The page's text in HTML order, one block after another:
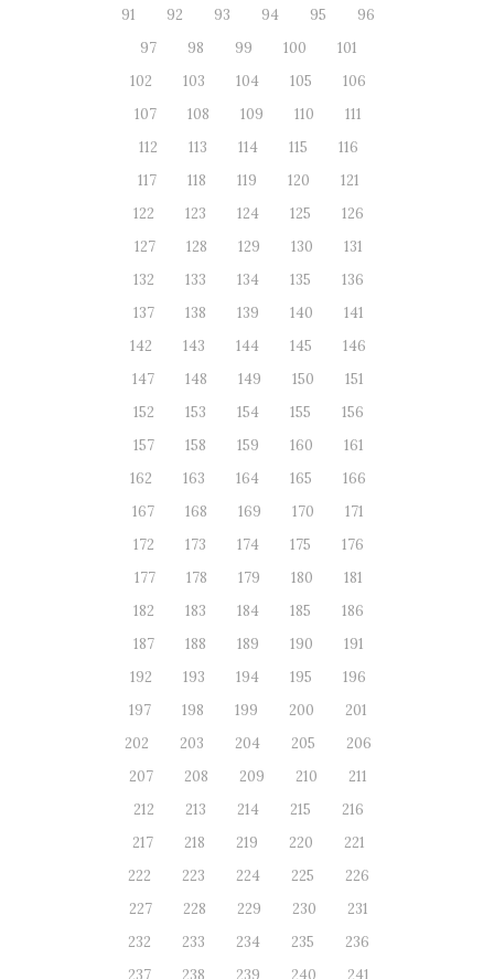
91
92 93 94 95
96
97
98 99 100
101
102
103 104 105
106
107
108 109 110
111
112
113 114 115
116
117
118 119 120
121
122
123 124 125
126
127
128 129 130
131
132
133 134 135
136
137
138 139 140
141
142
143 144 145
146
147
148 149 150
151
152
153 154 155
156
157
158 159 160
161
162
163 164 165
166
167
168 169 170
171
172
173 174 175
176
177
178 179 180
181
182
183 184 185
186
187
188 189 190
191
192
193 194 195
196
197
198 199 200
201
202
203 204 205
206
207
208 209 210
211
212
213 214 215
216
217
218 219 220
221
222
223 224 225
226
227
228 229 230
231
232
233 234 235
236